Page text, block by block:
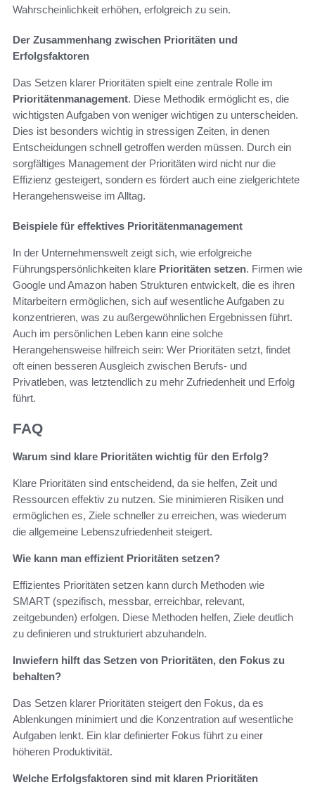
Wahrscheinlichkeit erhöhen, erfolgreich zu sein.
Der Zusammenhang zwischen Prioritäten und
Erfolgsfaktoren
Das Setzen klarer Prioritäten spielt eine zentrale Rolle im
Prioritätenmanagement. Diese Methodik ermöglicht es, die
wichtigsten Aufgaben von weniger wichtigen zu unterscheiden.
Dies ist besonders wichtig in stressigen Zeiten, in denen
Entscheidungen schnell getroffen werden müssen. Durch ein
sorgfältiges Management der Prioritäten wird nicht nur die
Effizienz gesteigert, sondern es fördert auch eine zielgerichtete
Herangehensweise im Alltag.
Beispiele für effektives Prioritätenmanagement
In der Unternehmenswelt zeigt sich, wie erfolgreiche
Führungspersönlichkeiten klare Prioritäten setzen. Firmen wie
Google und Amazon haben Strukturen entwickelt, die es ihren
Mitarbeitern ermöglichen, sich auf wesentliche Aufgaben zu
konzentrieren, was zu außergewöhnlichen Ergebnissen führt.
Auch im persönlichen Leben kann eine solche
Herangehensweise hilfreich sein: Wer Prioritäten setzt, findet
oft einen besseren Ausgleich zwischen Berufs- und
Privatleben, was letztendlich zu mehr Zufriedenheit und Erfolg
führt.
FAQ
Warum sind klare Prioritäten wichtig für den Erfolg?
Klare Prioritäten sind entscheidend, da sie helfen, Zeit und
Ressourcen effektiv zu nutzen. Sie minimieren Risiken und
ermöglichen es, Ziele schneller zu erreichen, was wiederum
die allgemeine Lebenszufriedenheit steigert.
Wie kann man effizient Prioritäten setzen?
Effizientes Prioritäten setzen kann durch Methoden wie
SMART (spezifisch, messbar, erreichbar, relevant,
zeitgebunden) erfolgen. Diese Methoden helfen, Ziele deutlich
zu definieren und strukturiert abzuhandeln.
Inwiefern hilft das Setzen von Prioritäten, den Fokus zu
behalten?
Das Setzen klarer Prioritäten steigert den Fokus, da es
Ablenkungen minimiert und die Konzentration auf wesentliche
Aufgaben lenkt. Ein klar definierter Fokus führt zu einer
höheren Produktivität.
Welche Erfolgsfaktoren sind mit klaren Prioritäten